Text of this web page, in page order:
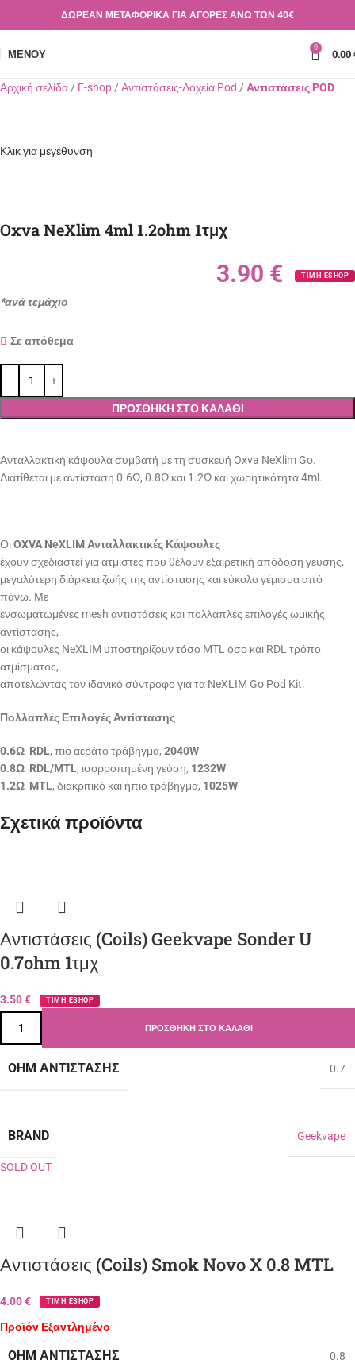
ΔΩΡΕΑΝ ΜΕΤΑΦΟΡΙΚΑ ΓΙΑ ΑΓΟΡΕΣ ΑΝΩ ΤΩΝ 40€
ΜΕΝΟΎ 0 0.00
Αρχική σελίδα E-shop Αντιστάσεις-Δοχεία Pod Αντιστάσεις POD
Κλικ για μεγέθυνση
Oxva NeXlim 4ml 1.2ohm 1τμχ
3.90 € ΤΙΜΗ ESHOP
*ανά τεμάχιο
Σε απόθεμα
ΠΡΟΣΘΉΚΗ ΣΤΟ ΚΑΛΆΘΙ
Ανταλλακτική κάψουλα συμβατή με τη συσκευή Oxva NeXlim Go.
Διατίθεται με αντίσταση 0.6Ω, 0.8Ω και 1.2Ω και χωρητικότητα 4ml.
ΟιOXVA NeXLIM Ανταλλακτικές Κάψουλες
έχουν σχεδιαστεί για ατμιστές που θέλουν εξαιρετική απόδοση γεύσης,
μεγαλύτερη διάρκεια ζωής της αντίστασης και εύκολο γέμισμα από
πάνω. Με
ενσωματωμένες mesh αντιστάσεις και πολλαπλές επιλογές ωμικής
αντίστασης,
οι κάψουλες NeXLIM υποστηρίζουν τόσο MTL όσο και RDL τρόπο
ατμίσματος,
αποτελώντας τον ιδανικό σύντροφο για τα NeXLIM Go Pod Kit.
Πολλαπλές Επιλογές Αντίστασης
0.6Ω  RDL, πιο αεράτο τράβηγμα, 2040W
0.8Ω  RDL/MTL, ισορροπημένη γεύση, 1232W
1.2Ω  MTL, διακριτικό και ήπιο τράβηγμα, 1025W
Σχετικά προϊόντα
Αντιστάσεις (Coils) Geekvape Sonder U
0.7ohm 1τμχ
3.50€ ΤΙΜΗ ESHOP
ΠΡΟΣΘΉΚΗ ΣΤΟ ΚΑΛΆΘΙ
OHM ΑΝΤΊΣΤΑΣΗΣ 0.7
BRAND Geekvape
SOLD OUT
Αντιστάσεις (Coils) Smok Novo X 0.8 MTL
4.00€ ΤΙΜΗ ESHOP
Προϊόν Εξαντλημένο
OHM ΑΝΤΊΣΤΑΣΗΣ 0.8